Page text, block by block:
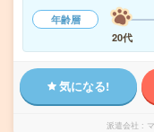
年齢層
20代
気になる!
派遣会社